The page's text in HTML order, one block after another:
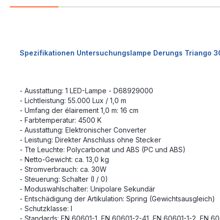
Spezifikationen Untersuchungslampe Derungs Triango
- Ausstattung: 1 LED-Lampe - D68929000
- Lichtleistung: 55.000 Lux / 1,0 m
- Umfang der élairement 1,0 m: 16 cm
- Farbtemperatur: 4500 K
- Ausstattung: Elektronischer Converter
- Leistung: Direkter Anschluss ohne Stecker
- Tte Leuchte: Polycarbonat und ABS (PC und ABS)
- Netto-Gewicht: ca. 13,0 kg
- Stromverbrauch: ca. 30W
- Steuerung: Schalter (I / 0)
- Moduswahlschalter: Unipolare Sekundär
- Entschädigung der Artikulation: Spring (Gewichtsausgleich)
- Schutzklasse: I
- Standards: EN 60601-1, EN 60601-2-41, EN 60601-1-2, EN